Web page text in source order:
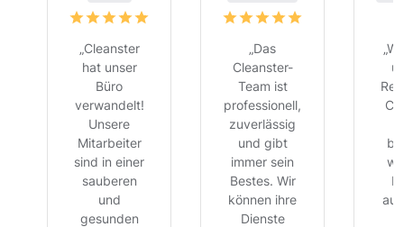
„Cleanster
hat unser
Büro
verwandelt!
Unsere
Mitarbeiter
sind in einer
sauberen
und
gesunden
„Das
Cleanster-
Team ist
professionell,
zuverlässig
und gibt
immer sein
Bestes. Wir
können ihre
Dienste